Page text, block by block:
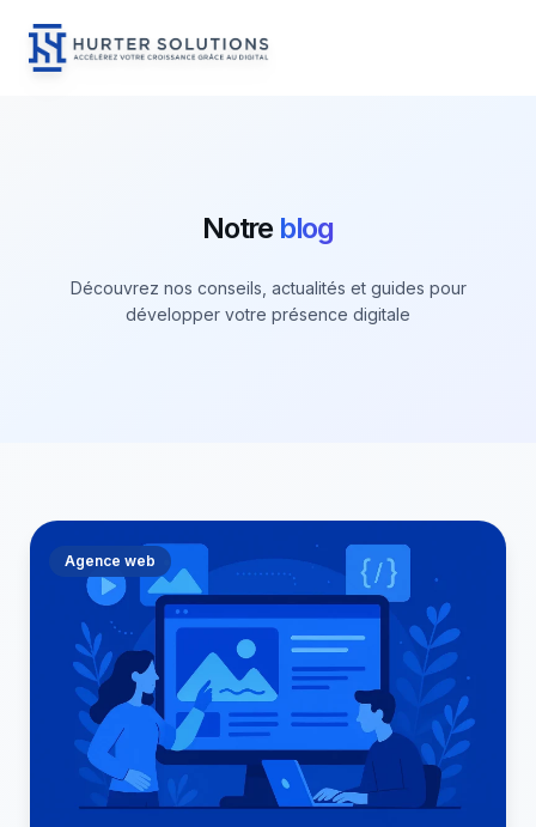
Notre blog
Découvrez nos conseils, actualités et guides pour
développer votre présence digitale
Agence web